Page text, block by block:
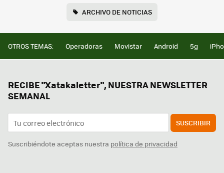
ARCHIVO DE NOTICIAS
OTROS TEMAS: Operadoras Movistar Android 5g
RECIBE "Xatakaletter", NUESTRA NEWSLETTER
SEMANAL
SUSCRIBIR
Suscribiéndote aceptas nuestra política de privacidad